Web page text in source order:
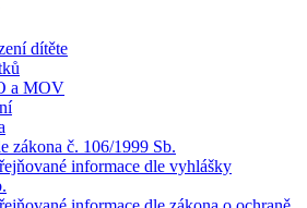
dítěte
a MOV
zákona č. 106/1999 Sb.
informace dle vyhlášky